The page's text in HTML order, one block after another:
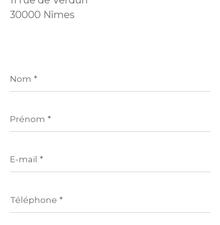
30000 Nîmes
*
*
mail
*
*